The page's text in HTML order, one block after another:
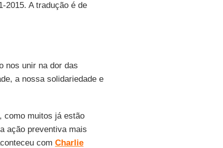
2015. A tradução é de
nos unir na dor das
a nossa solidariedade e
como muitos já estão
ação preventiva mais
com Charlie